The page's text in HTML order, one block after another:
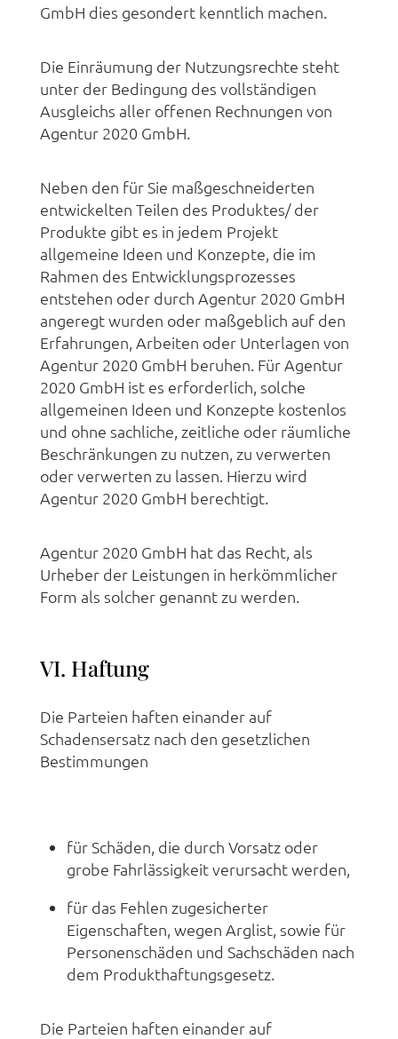
GmbH dies gesondert kenntlich machen.
Die Einräumung der Nutzungsrechte steht
unter der Bedingung des vollständigen
Ausgleichs aller offenen Rechnungen von
Agentur 2020 GmbH.
Neben den für Sie maßgeschneiderten
entwickelten Teilen des Produktes/ der
Produkte gibt es in jedem Projekt
allgemeine Ideen und Konzepte, die im
Rahmen des Entwicklungsprozesses
entstehen oder durch Agentur 2020 GmbH
angeregt wurden oder maßgeblich auf den
Erfahrungen, Arbeiten oder Unterlagen von
Agentur 2020 GmbH beruhen. Für Agentur
2020 GmbH ist es erforderlich, solche
allgemeinen Ideen und Konzepte kostenlos
und ohne sachliche, zeitliche oder räumliche
Beschränkungen zu nutzen, zu verwerten
oder verwerten zu lassen. Hierzu wird
Agentur 2020 GmbH berechtigt.
Agentur 2020 GmbH hat das Recht, als
Urheber der Leistungen in herkömmlicher
Form als solcher genannt zu werden.
VI. Haftung
Die Parteien haften einander auf
Schadensersatz nach den gesetzlichen
Bestimmungen
für Schäden, die durch Vorsatz oder
grobe Fahrlässigkeit verursacht werden,
für das Fehlen zugesicherter
Eigenschaften, wegen Arglist, sowie für
Personenschäden und Sachschäden nach
dem Produkthaftungsgesetz.
Die Parteien haften einander auf